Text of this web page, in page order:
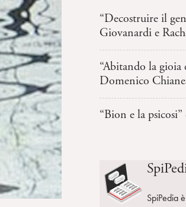
“Decostruire il
Giovanardi e
“Abitando la
Domenico
“Bion e la
SpiPedia